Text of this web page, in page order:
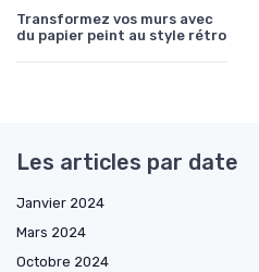
Transformez vos murs avec
du papier peint au style rétro
Les articles par date
Janvier 2024
Mars 2024
Octobre 2024